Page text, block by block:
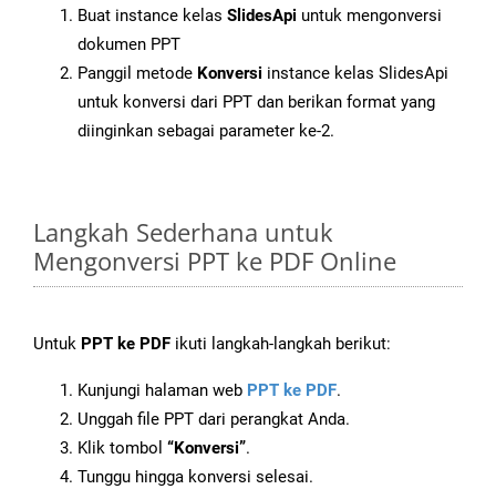
Buat instance kelas SlidesApi untuk mengonversi
dokumen PPT
Panggil metode Konversi instance kelas SlidesApi
untuk konversi dari PPT dan berikan format yang
diinginkan sebagai parameter ke-2.
Langkah Sederhana untuk
Mengonversi PPT ke PDF Online
Untuk PPT ke PDF ikuti langkah-langkah berikut:
Kunjungi halaman web PPT ke PDF.
Unggah file PPT dari perangkat Anda.
Klik tombol “Konversi”.
Tunggu hingga konversi selesai.